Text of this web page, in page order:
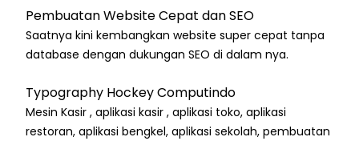
Pembuatan Website Cepat dan SEO
Saatnya kini kembangkan website super cepat tanpa
database dengan dukungan SEO di dalam nya.
Typography Hockey Computindo
Mesin Kasir , aplikasi kasir , aplikasi toko, aplikasi
restoran, aplikasi bengkel, aplikasi sekolah, pembuatan